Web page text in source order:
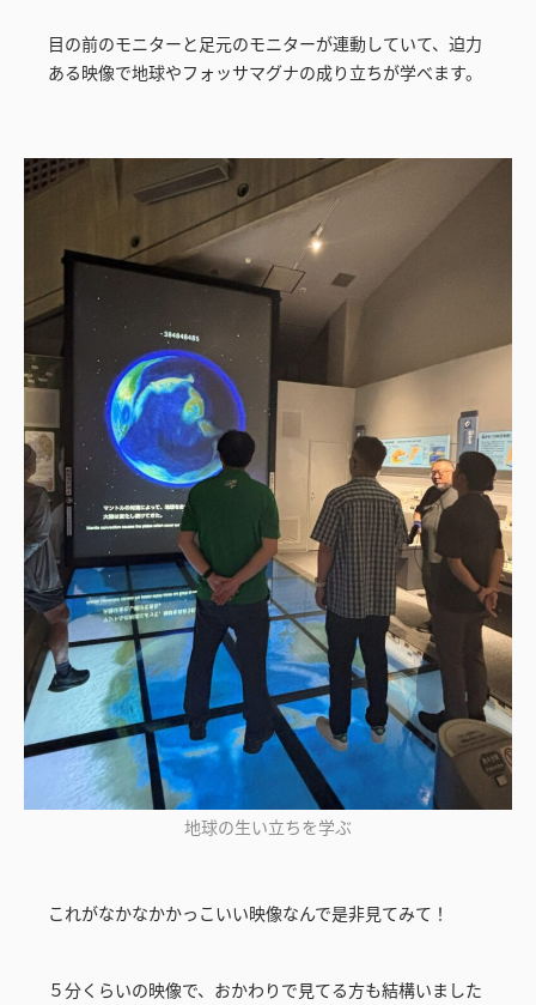
目の前のモニターと足元のモニターが連動していて、迫力
ある映像で地球やフォッサマグナの成り立ちが学べます。
地球の生い立ちを学ぶ
これがなかなかかっこいい映像なんで是非見てみて！
５分くらいの映像で、おかわりで見てる方も結構いました